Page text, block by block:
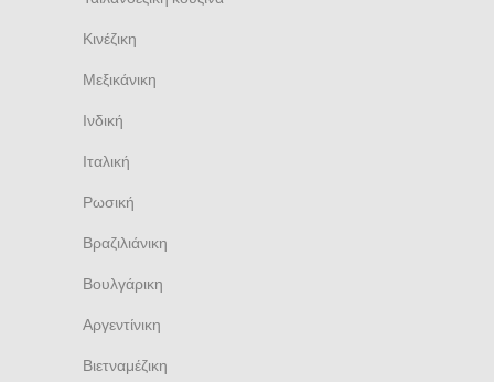
Κινέζικη
Μεξικάνικη
Ινδική
Ιταλική
Ρωσική
Βραζιλιάνικη
Βουλγάρικη
Αργεντίνικη
Βιετναμέζικη